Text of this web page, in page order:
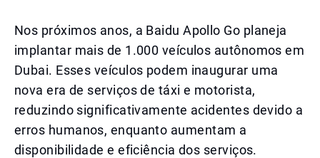
Nos próximos anos, a Baidu Apollo Go planeja
implantar mais de 1.000 veículos autônomos em
Dubai. Esses veículos podem inaugurar uma
nova era de serviços de táxi e motorista,
reduzindo significativamente acidentes devido a
erros humanos, enquanto aumentam a
disponibilidade e eficiência dos serviços.